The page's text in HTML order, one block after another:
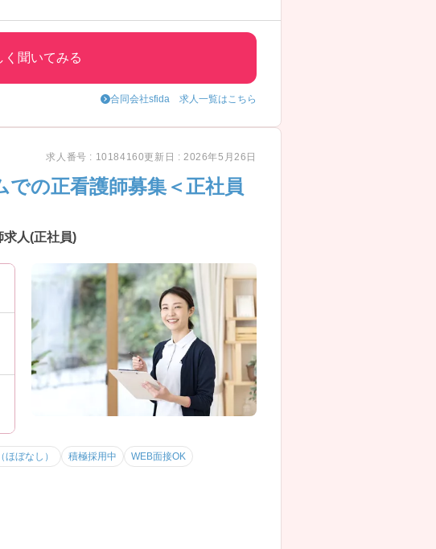
く聞いてみる
合同会社sfida 求人一覧はこちら
求人番号 : 10184160更新日 : 2026年5月26日
での正看護師募集＜正社員
人(正社員)
ぼなし） 積極採用中 WEB面接OK